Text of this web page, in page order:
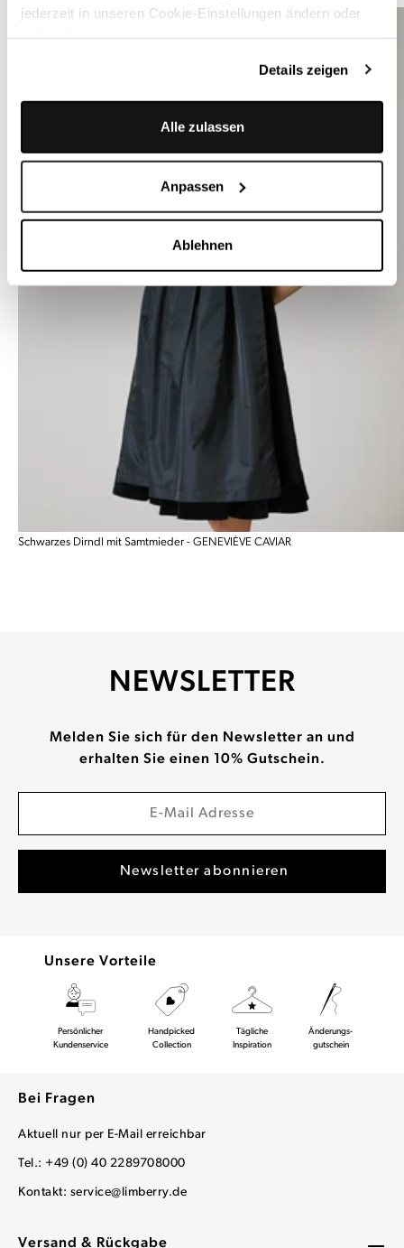
jederzeit in unseren Cookie-Einstellungen ändern oder
Details zeigen
Alle zulassen
Anpassen
Ablehnen
Schwarzes Dirndl mit Samtmieder - GENEVIÈVE CAVIAR
Versand & Rückgabe
NEWSLETTER
Melden Sie sich für den Newsletter an und
erhalten Sie einen 10% Gutschein.
Unsere Vorteile
Persönlicher
Kundenservice
Handpicked
Collection
Tägliche
Inspiration
Änderungs-
gutschein
Bei Fragen
Aktuell nur per E-Mail erreichbar
Tel.: +49 (0) 40 2289708000
Kontakt: service@limberry.de